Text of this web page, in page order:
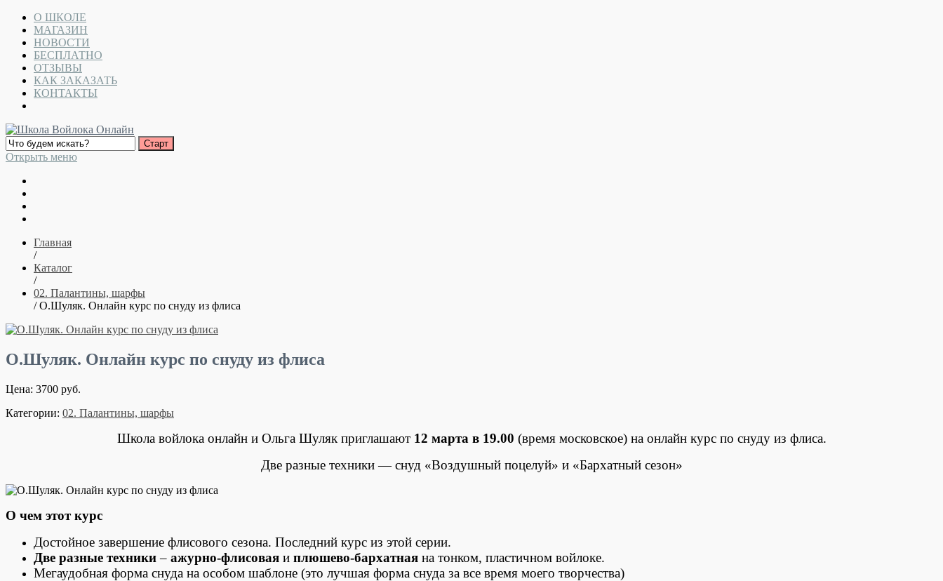
О ШКОЛЕ
МАГАЗИН
НОВОСТИ
БЕСПЛАТНО
ОТЗЫВЫ
КАК ЗАКАЗАТЬ
КОНТАКТЫ
Открыть меню
Главная
/
Каталог
/
02. Палантины, шарфы
/ О.Шуляк. Онлайн курс по снуду из флиса
О.Шуляк. Онлайн курс по снуду из флиса
Цена: 3700 руб.
Категории: 02. Палантины, шарфы
Школа войлока онлайн и Ольга Шуляк приглашают 12 марта в 19.00 (время московское) на онлайн курс по снуду из флиса.
Две разные техники — снуд «Воздушный поцелуй» и «Бархатный сезон»
О чем этот курс
Достойное завершение флисового сезона. Последний курс из этой серии.
Две разные техники– ажурно-флисовая и плюшево-бархатная на тонком, пластичном войлоке.
Мегаудобная форма снуда на особом шаблоне (это лучшая форма снуда за все время моего творчества)